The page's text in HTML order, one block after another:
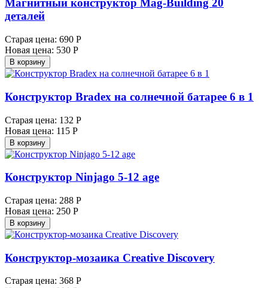
Магнитный конструктор Mag-Building 20
деталей
Старая цена: 690 Р
Новая цена: 530 Р
В корзину
Конструктор Bradex на солнечной батарее 6 в 1
Старая цена: 132 Р
Новая цена: 115 Р
В корзину
Конструктор Ninjago 5-12 age
Старая цена: 288 Р
Новая цена: 250 Р
В корзину
Конструктор-мозаика Creativе Discovery
Старая цена: 368 Р